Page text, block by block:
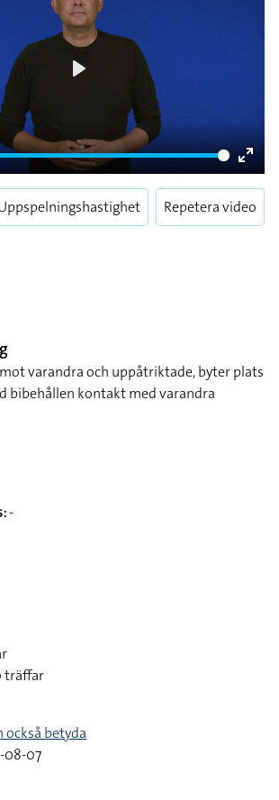
Enter
Repetera video
varandra och uppåtriktade, byter plats
bibehållen kontakt med varandra
-
träffar
också betyda
08-07